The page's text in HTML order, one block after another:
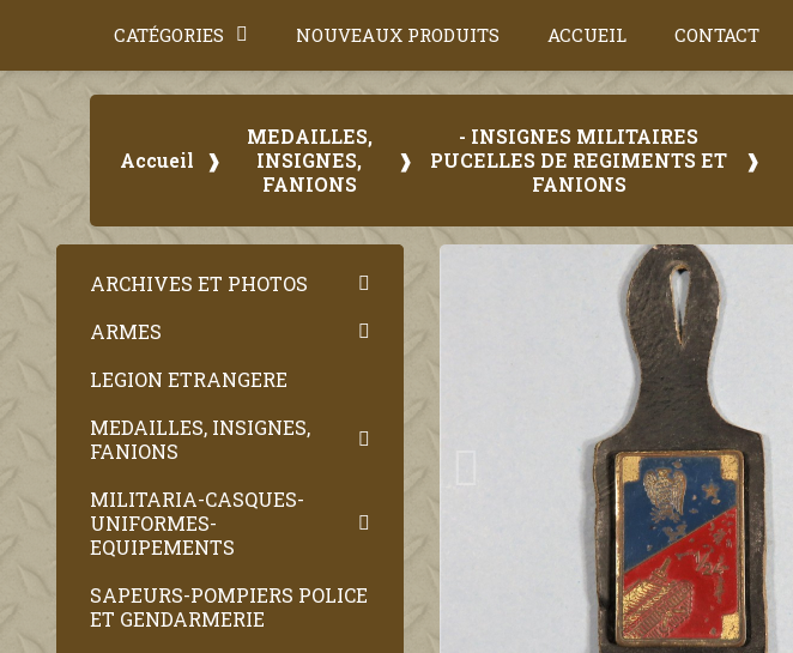
CATÉGORIES NOUVEAUX PRODUITS ACCUEIL CONTACT
Accueil
MEDAILLES,
INSIGNES,
FANIONS
- INSIGNES MILITAIRES
PUCELLES DE REGIMENTS ET
FANIONS
ARCHIVES ET PHOTOS
ARMES
LEGION ETRANGERE
MEDAILLES, INSIGNES,
FANIONS
MILITARIA-CASQUES-
UNIFORMES-
EQUIPEMENTS
SAPEURS-POMPIERS POLICE
ET GENDARMERIE